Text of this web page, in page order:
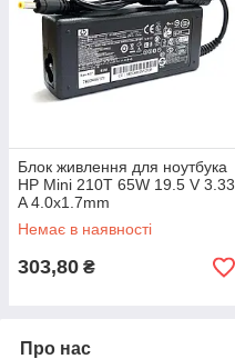
Блок живлення для ноутбука
HP Mini 210T 65W 19.5 V 3.33
A 4.0x1.7mm
Немає в наявності
303,80 ₴
Про нас